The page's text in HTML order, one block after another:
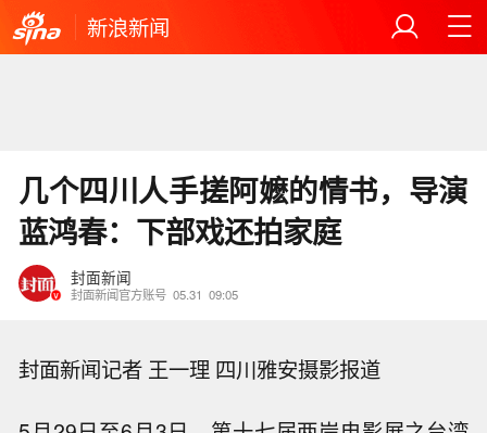
新浪新闻
几个四川人手搓阿嬷的情书，导演
蓝鸿春：下部戏还拍家庭
封面新闻
封面新闻官方账号 05.31 09:05
封面新闻记者 王一理 四川雅安摄影报道